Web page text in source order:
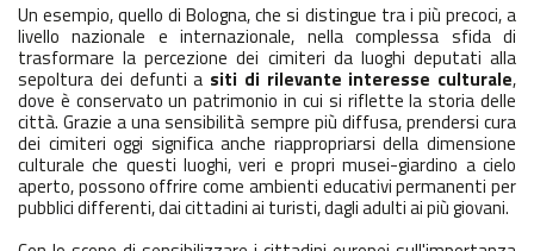
Un esempio, quello di Bologna, che si distingue tra i più precoci, a
livello nazionale e internazionale, nella complessa sfida di
trasformare la percezione dei cimiteri da luoghi deputati alla
sepoltura dei defunti a siti di rilevante interesse culturale,
dove è conservato un patrimonio in cui si riflette la storia delle
città. Grazie a una sensibilità sempre più diffusa, prendersi cura
dei cimiteri oggi significa anche riappropriarsi della dimensione
culturale che questi luoghi, veri e propri musei-giardino a cielo
aperto, possono offrire come ambienti educativi permanenti per
pubblici differenti, dai cittadini ai turisti, dagli adulti ai più giovani.